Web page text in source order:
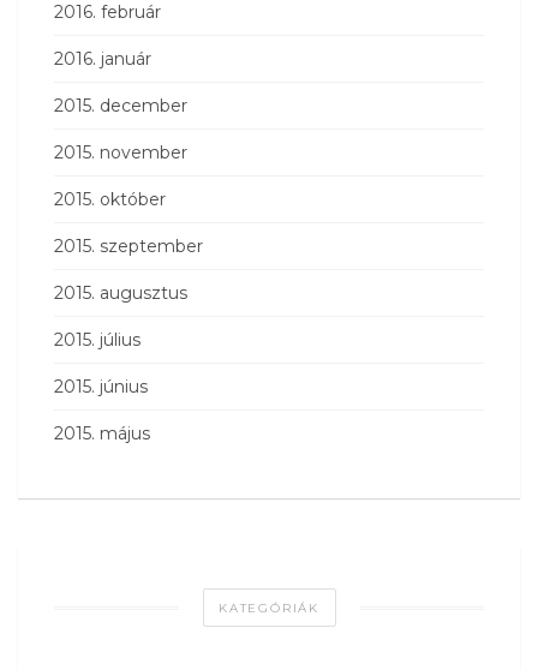
2016. február
2016. január
2015. december
2015. november
2015. október
2015. szeptember
2015. augusztus
2015. július
2015. június
2015. május
KATEGÓRIÁK